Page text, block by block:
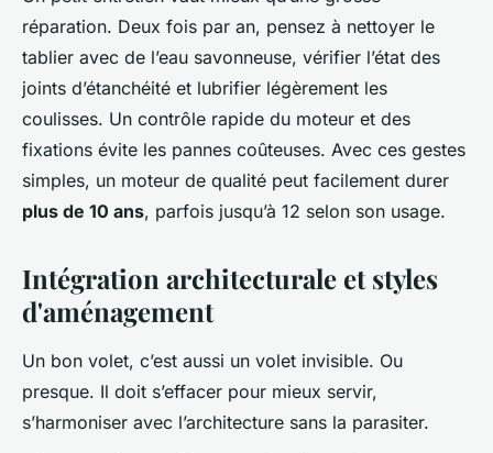
réparation. Deux fois par an, pensez à nettoyer le
tablier avec de l’eau savonneuse, vérifier l’état des
joints d’étanchéité et lubrifier légèrement les
coulisses. Un contrôle rapide du moteur et des
fixations évite les pannes coûteuses. Avec ces gestes
simples, un moteur de qualité peut facilement durer
plus de 10 ans, parfois jusqu’à 12 selon son usage.
Intégration architecturale et styles
d'aménagement
Un bon volet, c’est aussi un volet invisible. Ou
presque. Il doit s’effacer pour mieux servir,
s’harmoniser avec l’architecture sans la parasiter.